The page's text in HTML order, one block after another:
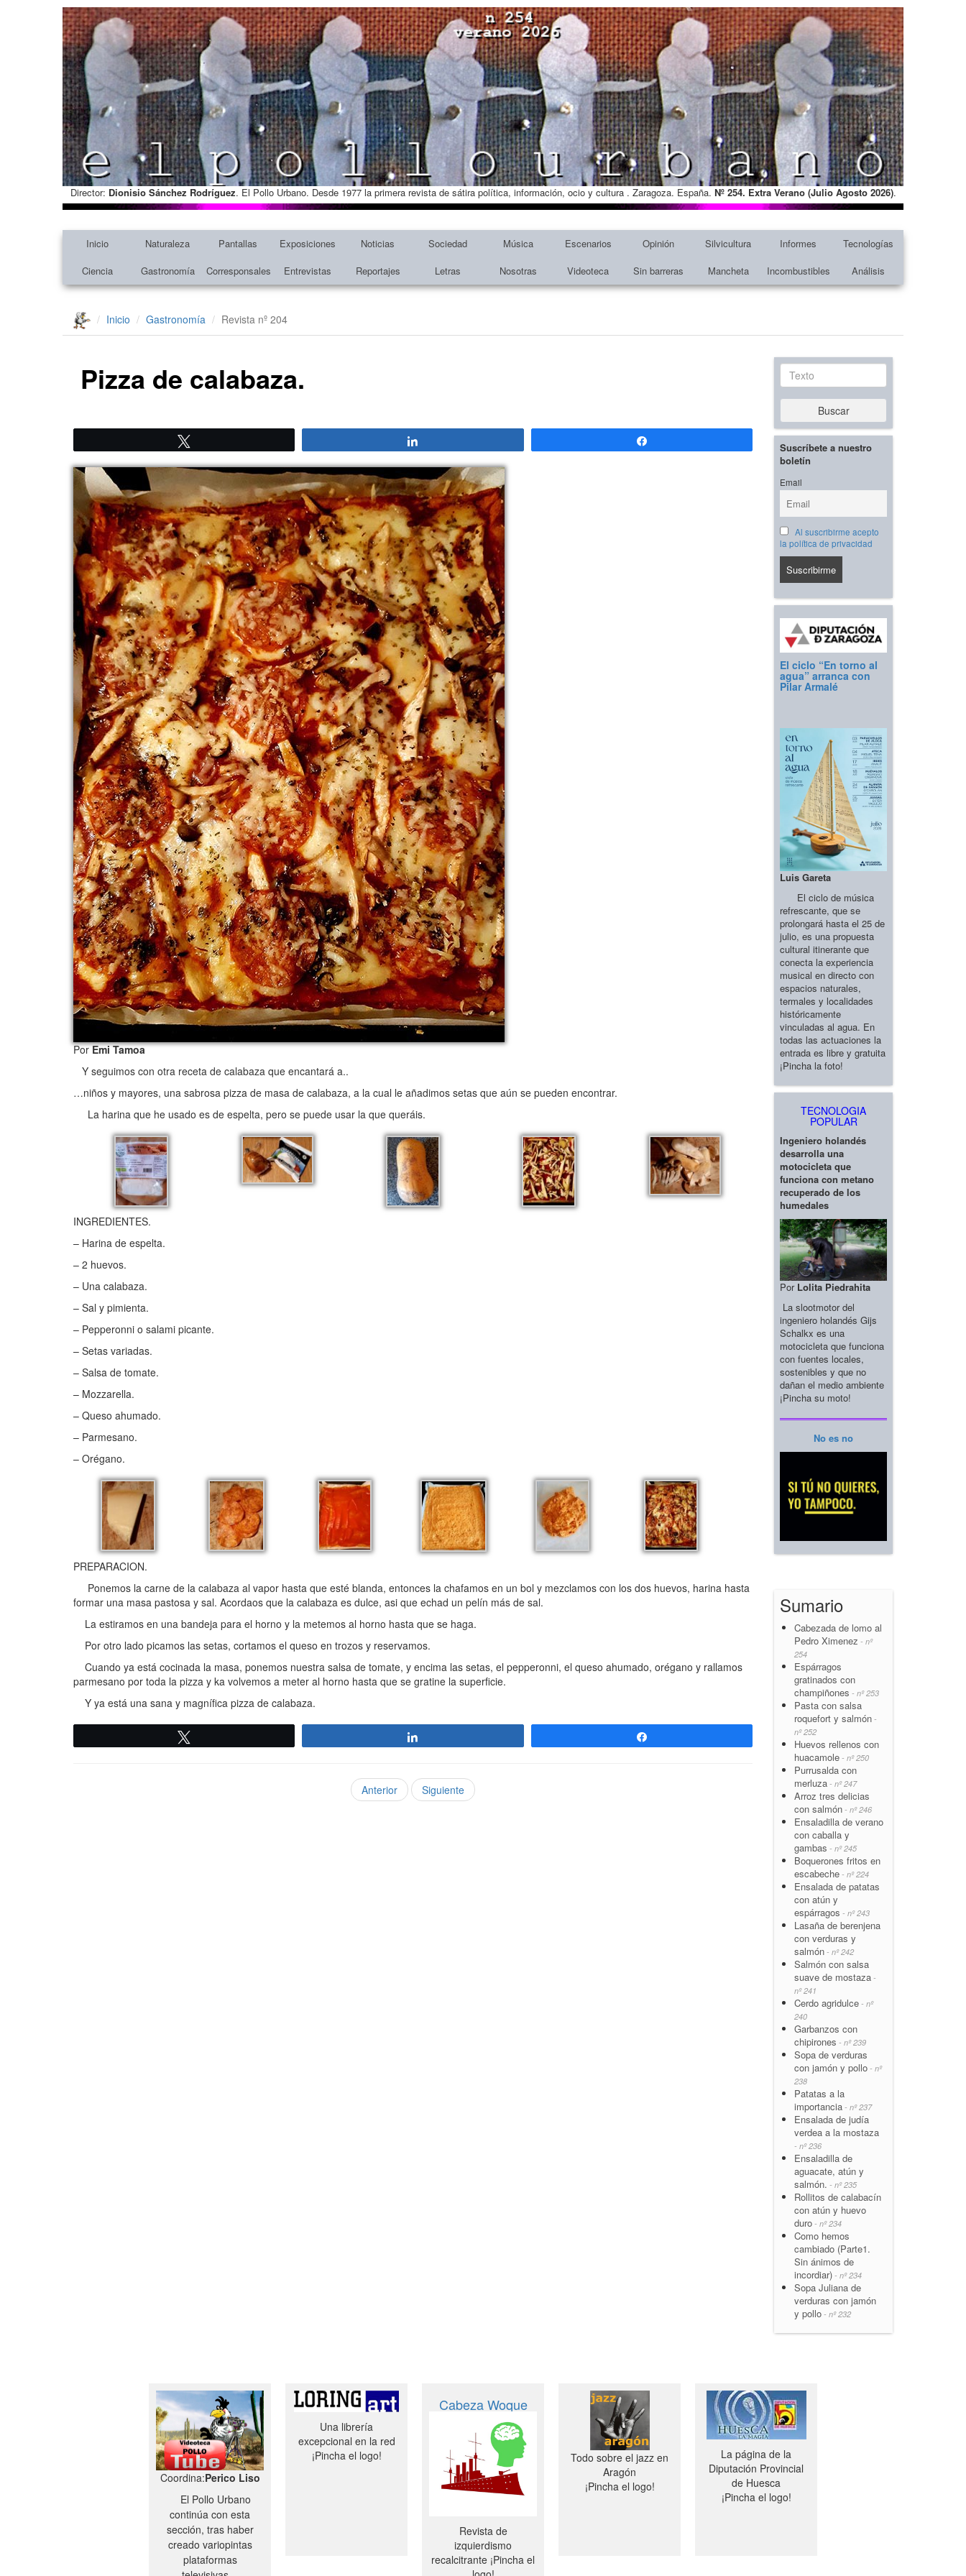
Director: Dionisio Sánchez Rodríguez. El Pollo Urbano. Desde 1977 la primera revista de sátira política, información, ocio y cultura . Zaragoza. España. Nº 254. Extra Verano (Julio Agosto 2026).
Inicio Naturaleza Pantallas Exposiciones Noticias Sociedad Música Escenarios Opinión Silvicultura Informes
Tecnologías
Ciencia
Gastronomía Corresponsales Entrevistas Reportajes Letras Nosotras Videoteca Sin barreras Mancheta Incombustibles Análisis
Inicio Gastronomía Revista nº 204
Pizza de calabaza.
PorEmi Tamoa
Y seguimos con otra receta de calabaza que encantará a..
…niños y mayores, una sabrosa pizza de masa de calabaza, a la cual le añadimos setas que aún se pueden encontrar.
La harina que he usado es de espelta, pero se puede usar la que queráis.
INGREDIENTES.
– Harina de espelta.
– 2 huevos.
– Una calabaza.
– Sal y pimienta.
– Pepperonni o salami picante.
– Setas variadas.
– Salsa de tomate.
– Mozzarella.
– Queso ahumado.
– Parmesano.
– Orégano.
PREPARACION.
Ponemos la carne de la calabaza al vapor hasta que esté blanda, entonces la chafamos en un bol y mezclamos con los dos huevos, harina hasta
formar una masa pastosa y sal. Acordaos que la calabaza es dulce, asi que echad un pelín más de sal.
La estiramos en una bandeja para el horno y la metemos al horno hasta que se haga.
Por otro lado picamos las setas, cortamos el queso en trozos y reservamos.
Cuando ya está cocinada la masa, ponemos nuestra salsa de tomate, y encima las setas, el pepperonni, el queso ahumado, orégano y rallamos
parmesano por toda la pizza y ka volvemos a meter al horno hasta que se gratine la superficie.
Y ya está una sana y magnífica pizza de calabaza.
Anterior Siguiente
Texto
Buscar
Suscríbete a nuestro
boletín
Email
Al suscribirme acepto
la política de privacidad
El ciclo “En torno al
agua” arranca con
Pilar Armalé
Luis Gareta
El ciclo de música
refrescante, que se
prolongará hasta el 25 de
julio, es una propuesta
cultural itinerante que
conecta la experiencia
musical en directo con
espacios naturales,
termales y localidades
históricamente
vinculadas al agua. En
todas las actuaciones la
entrada es libre y gratuita
¡Pincha la foto!
TECNOLOGIA
POPULAR
Ingeniero holandés
desarrolla una
motocicleta que
funciona con metano
recuperado de los
humedales
Por Lolita Piedrahita
La slootmotor del
ingeniero holandés Gijs
Schalkx es una
motocicleta que funciona
con fuentes locales,
sostenibles y que no
dañan el medio ambiente
¡Pincha su moto!
No es no
Sumario
Cabezada de lomo al
Pedro Ximenez - nº
254
Espárragos
gratinados con
champiñones - nº 253
Pasta con salsa
roquefort y salmón -
nº 252
Huevos rellenos con
huacamole - nº 250
Purrusalda con
merluza - nº 247
Arroz tres delicias
con salmón - nº 246
Ensaladilla de verano
con caballa y
gambas - nº 245
Boquerones fritos en
escabeche - nº 224
Ensalada de patatas
con atún y
espárragos - nº 243
Lasaña de berenjena
con verduras y
salmón - nº 242
Salmón con salsa
suave de mostaza -
nº 241
Cerdo agridulce - nº
240
Garbanzos con
chipirones - nº 239
Sopa de verduras
con jamón y pollo - nº
238
Patatas a la
importancia - nº 237
Ensalada de judía
verdea a la mostaza
- nº 236
Ensaladilla de
aguacate, atún y
salmón. - nº 235
Rollitos de calabacín
con atún y huevo
duro - nº 234
Como hemos
cambiado (Parte1.
Sin ánimos de
incordiar) - nº 234
Sopa Juliana de
verduras con jamón
y pollo - nº 232
Coordina:Perico Liso
El Pollo Urbano
continúa con esta
sección, tras haber
creado variopintas
plataformas
Una librería
excepcional en la red
¡Pincha el logo!
Cabeza Woque
Revista de
izquierdismo
recalcitrante ¡Pincha el
Todo sobre el jazz en
Aragón
¡Pincha el logo!
La página de la
Diputación Provincial
de Huesca
¡Pincha el logo!